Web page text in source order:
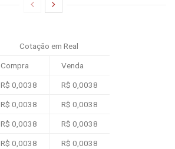
Cotação em Real
Compra Venda
R$ 0,0038 R$ 0,0038
R$ 0,0038 R$ 0,0038
R$ 0,0038 R$ 0,0038
R$ 0,0038 R$ 0,0038